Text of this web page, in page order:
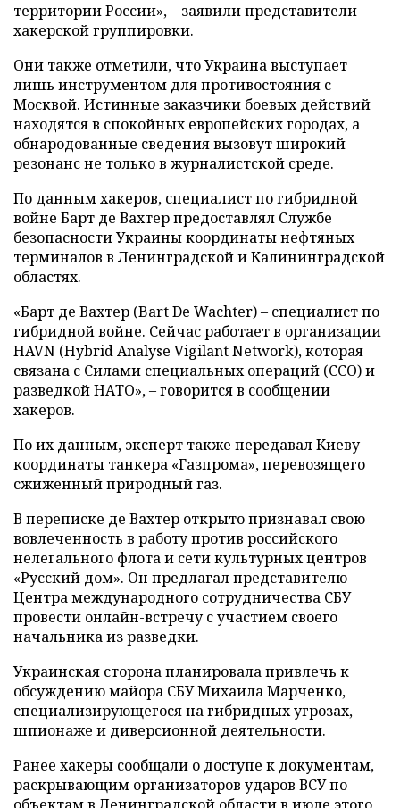
территории России», – заявили представители
хакерской группировки.
Они также отметили, что Украина выступает
лишь инструментом для противостояния с
Москвой. Истинные заказчики боевых действий
находятся в спокойных европейских городах, а
обнародованные сведения вызовут широкий
резонанс не только в журналистской среде.
По данным хакеров, специалист по гибридной
войне Барт де Вахтер предоставлял Службе
безопасности Украины координаты нефтяных
терминалов в Ленинградской и Калининградской
областях.
«Барт де Вахтер (Bart De Wachter) – специалист по
гибридной войне. Сейчас работает в организации
HAVN (Hybrid Analyse Vigilant Network), которая
связана с Силами специальных операций (ССО) и
разведкой НАТО», – говорится в сообщении
хакеров.
По их данным, эксперт также передавал Киеву
координаты танкера «Газпрома», перевозящего
сжиженный природный газ.
В переписке де Вахтер открыто признавал свою
вовлеченность в работу против российского
нелегального флота и сети культурных центров
«Русский дом». Он предлагал представителю
Центра международного сотрудничества СБУ
провести онлайн-встречу с участием своего
начальника из разведки.
Украинская сторона планировала привлечь к
обсуждению майора СБУ Михаила Марченко,
специализирующегося на гибридных угрозах,
шпионаже и диверсионной деятельности.
Ранее хакеры сообщали о доступе к документам,
раскрывающим организаторов ударов ВСУ по